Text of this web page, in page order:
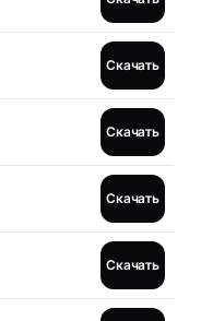
Скачать
Скачать
Скачать
Скачать